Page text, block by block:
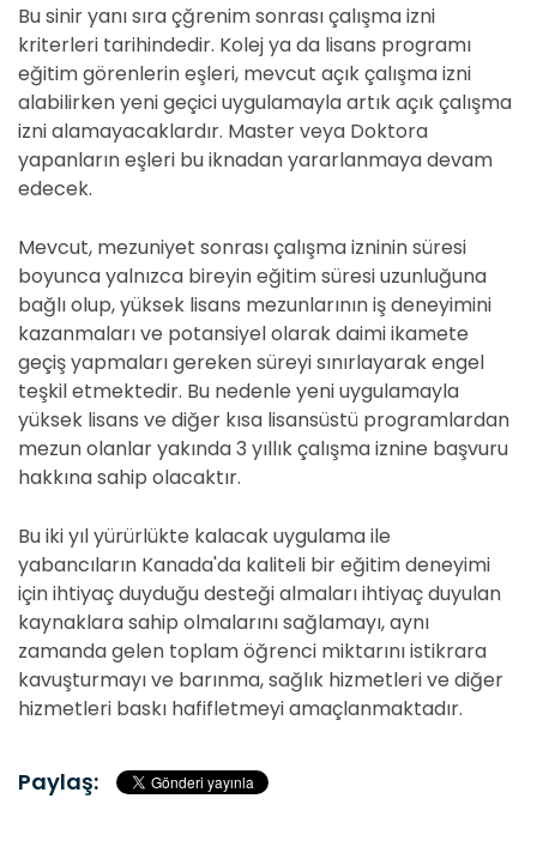
Bu sinir yanı sıra çğrenim sonrası çalışma izni
kriterleri tarihindedir. Kolej ya da lisans programı
eğitim görenlerin eşleri, mevcut açık çalışma izni
alabilirken yeni geçici uygulamayla artık açık çalışma
izni alamayacaklardır. Master veya Doktora
yapanların eşleri bu iknadan yararlanmaya devam
edecek.
Mevcut, mezuniyet sonrası çalışma izninin süresi
boyunca yalnızca bireyin eğitim süresi uzunluğuna
bağlı olup, yüksek lisans mezunlarının iş deneyimini
kazanmaları ve potansiyel olarak daimi ikamete
geçiş yapmaları gereken süreyi sınırlayarak engel
teşkil etmektedir. Bu nedenle yeni uygulamayla
yüksek lisans ve diğer kısa lisansüstü programlardan
mezun olanlar yakında 3 yıllık çalışma iznine başvuru
hakkına sahip olacaktır.
Bu iki yıl yürürlükte kalacak uygulama ile
yabancıların Kanada'da kaliteli bir eğitim deneyimi
için ihtiyaç duyduğu desteği almaları ihtiyaç duyulan
kaynaklara sahip olmalarını sağlamayı, aynı
zamanda gelen toplam öğrenci miktarını istikrara
kavuşturmayı ve barınma, sağlık hizmetleri ve diğer
hizmetleri baskı hafifletmeyi amaçlanmaktadır.
Paylaş: